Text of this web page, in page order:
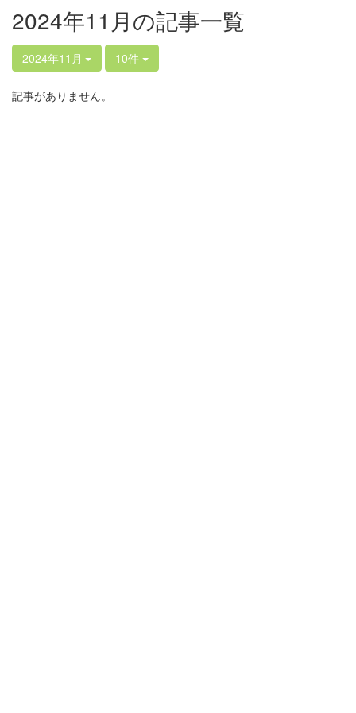
2024年11月の記事一覧
2024年11月 10件
記事がありません。